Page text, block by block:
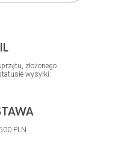
złożonego
wysyłki:
PLN